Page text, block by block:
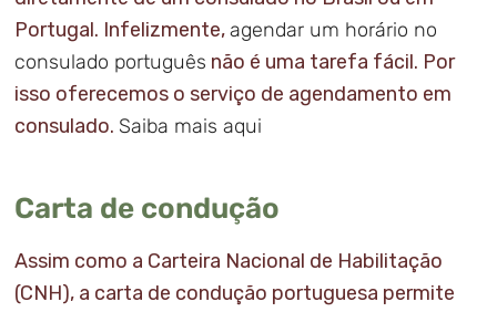
Portugal. Infelizmente,agendar um horário no
consulado português não é uma tarefa fácil. Por
isso oferecemos o serviço de agendamento em
consulado. Saiba mais aqui
Carta de condução
Assim como a Carteira Nacional de Habilitação
(CNH), a carta de condução portuguesa permite